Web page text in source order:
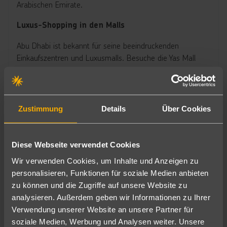
Zustimmung Details Über Cookies
Diese Webseite verwendet Cookies
Wir verwenden Cookies, um Inhalte und Anzeigen zu
personalisieren, Funktionen für soziale Medien anbieten
zu können und die Zugriffe auf unsere Website zu
analysieren. Außerdem geben wir Informationen zu Ihrer
Verwendung unserer Website an unsere Partner für
soziale Medien, Werbung und Analysen weiter. Unsere
Arabischen Emirate.
Luxus-Shopping in den Malls
Abu Dhabi ist bekannt für seine beeindruckenden
Einkaufszentren und Luxusmalls. Besuche die Yas Mall
Juweliere und Elektronikgeschäfte locken. Tauche ein in
eine Welt des Luxus und finde exklusive Geschenke und
Souvenirs.
Traditionelle Märkte und Souks
Erlebe das authentische Abu Dhabi auf einem der
traditionellen Märkte, den Souks. Besuche den Souk
Central Market, wo du handgemachte Teppiche, Gewürze
und traditionelle Kleidung finden kannst. Der Gold Souk ist
perfekt für Schmuckliebhaber, während der Souk Al
Zafarana Antiquitäten und Kunsthandwerk bietet.